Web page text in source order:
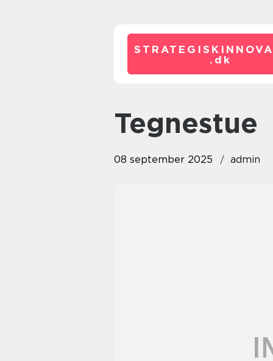
. dk
tegnestue
08 september 2025 admin